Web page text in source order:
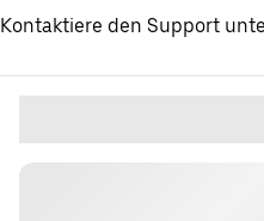
Kontaktiere den Support